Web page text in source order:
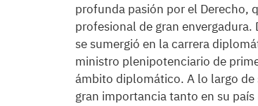
profunda pasión por el Derecho,
profesional de gran
se sumergió en la carrera
ministro plenipotenciario de
ámbito diplomático. A lo largo de
gran importancia tanto en su